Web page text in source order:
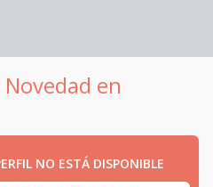
en
NO ESTÁ DISPONIBLE